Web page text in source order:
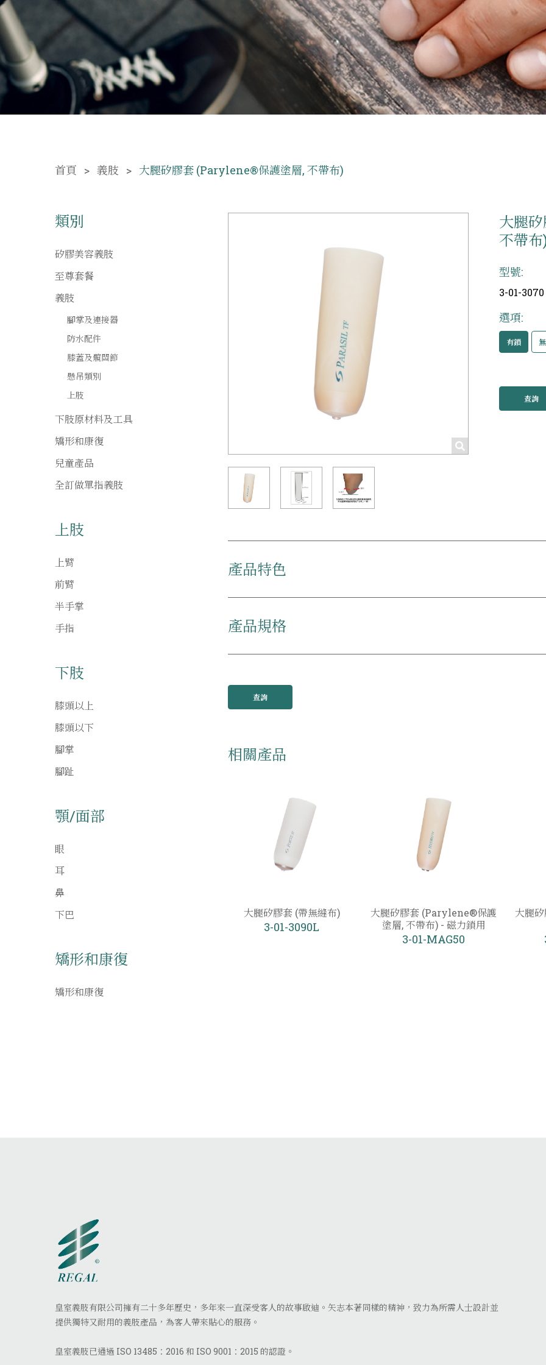
首頁 義肢 大腿矽膠套 (Parylene®保護塗層, 不帶布)
類別
矽膠美容義肢
至尊套餐
義肢
腳掌及連接器
防水配件
膝蓋及髖關節
懸吊類別
上肢
下肢原材料及工具
矯形和康復
兒童產品
全訂做單指義肢
上肢
上臂
前臂
半手掌
手指
下肢
膝頭以上
膝頭以下
腳掌
腳趾
顎/面部
眼
耳
鼻
下巴
矯形和康復
矯形和康復
大腿
不帶
型號:
3-01-3070
選項:
有鎖
查詢
產品特色
產品規格
查詢
相關產品
大腿矽膠套 (帶無縫布)
3-01-3090L
大腿矽膠套 (Parylene®保護
塗層, 不帶布) - 磁力鎖用
3-01-MAG50
大腿
皇室義肢有限公司擁有二十多年歷史，多年來一直深受客人的故事啟迪。矢志本著同樣的精神，致力為所需人士設計並
提供獨特又耐用的義肢產品，為客人帶來貼心的服務。
皇室義肢已通過 ISO 13485：2016 和 ISO 9001：2015 的認證。